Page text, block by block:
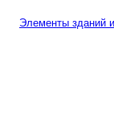
Элементы зданий